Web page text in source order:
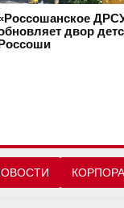
двор
Россоши